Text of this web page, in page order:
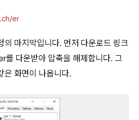
er
의 마지막입니다. 먼저 다운로드 링크
다운받아 압축을 해제합니다. 그
은 화면이 나옵니다.